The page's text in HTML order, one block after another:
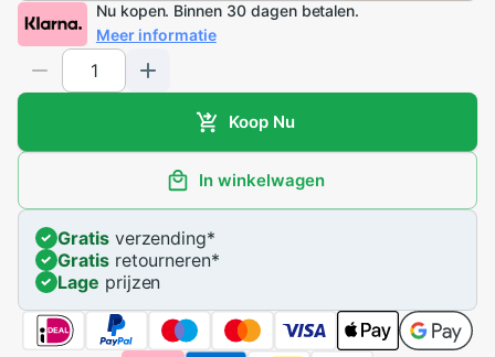
Nu kopen. Binnen 30 dagen betalen.
Meer informatie
Koop Nu
In winkelwagen
Gratisverzending*
Gratisretourneren*
Lage prijzen